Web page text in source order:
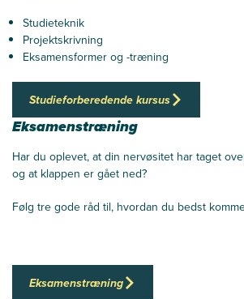
Studieteknik
Projektskrivning
Eksamensformer og -træning
Studieforberedende kursus
Eksamenstræning
Har du oplevet, at din nervøsitet har taget
og at klappen er gået ned?
Følg tre gode råd til, hvordan du bedst
Eksamenstræning